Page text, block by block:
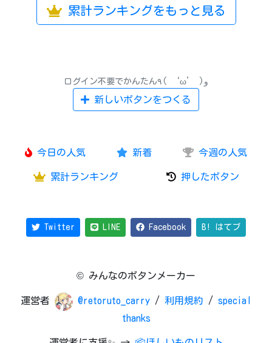
累計ランキングをもっと見る
ログイン不要でかんたん٩( ‘ω’ )و
新しいボタンをつくる
今日の人気 新着 今週の人気
累計ランキング 押したボタン
Twitter LINE Facebook B! はてブ
© みんなのボタンメーカー
運営者 @retoruto_carry / 利用規約 / special
thanks